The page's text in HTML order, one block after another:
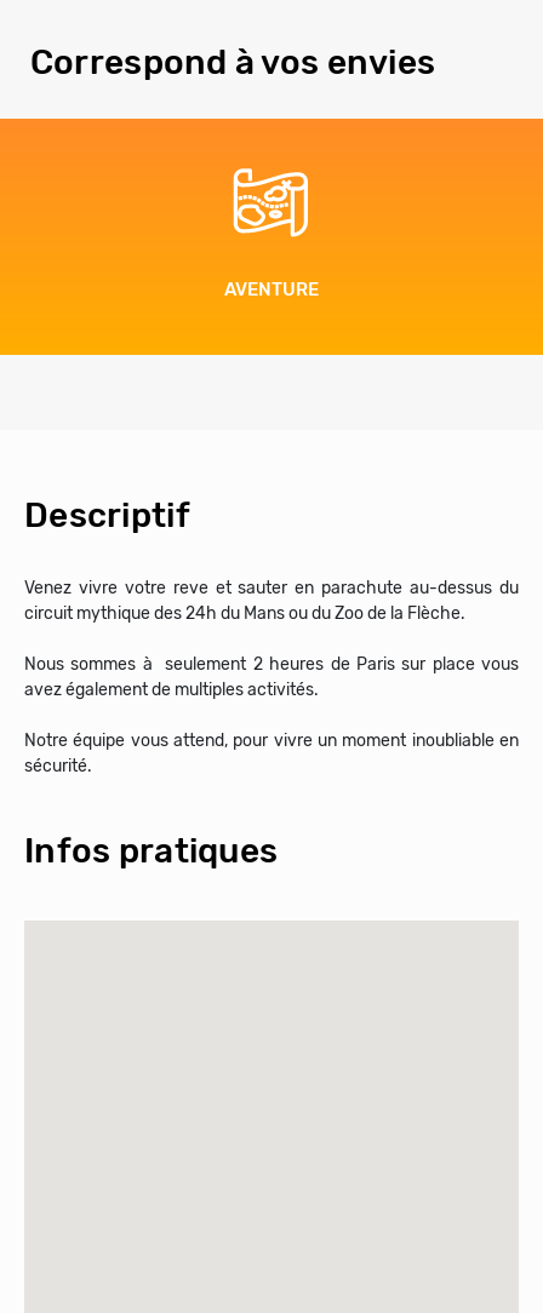
Correspond à vos envies
AVENTURE
Descriptif
Venez vivre votre reve et sauter en parachute au-dessus du
circuit mythique des 24h du Mans ou du Zoo de la Flèche.
Nous sommes à seulement 2 heures de Paris sur place vous
avez également de multiples activités.
Notre équipe vous attend, pour vivre un moment inoubliable en
sécurité.
Infos pratiques